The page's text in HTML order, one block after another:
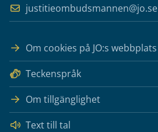
justitieombudsmannen@jo.se
Om cookies på JO:s webbplats
Teckenspråk
Om tillgänglighet
Text till tal